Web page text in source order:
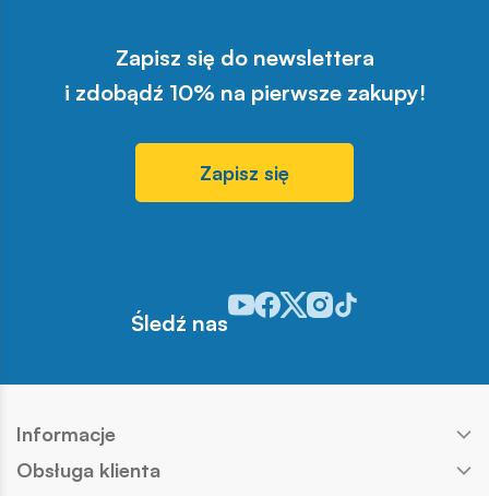
Zapisz się do newslettera
i zdobądź 10% na pierwsze zakupy!
Zapisz się
Śledź nas
Odwiedź nasz profil w serwisie
Odwiedź nasz profil w serwisie
Odwiedź nasz profil w
Odwiedź nasz profil w
Odwiedź nasz profil
Informacje
Obsługa klienta